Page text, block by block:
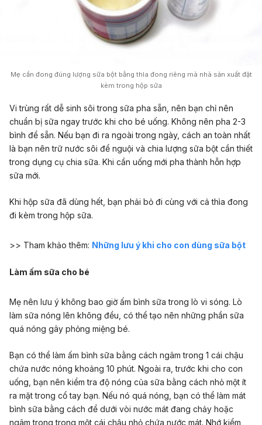
Mẹ cần đong đúng lượng sữa bột bằng thìa đong riêng mà nhà sản xuất đặt
kèm trong hộp sữa
Vi trùng rất dễ sinh sôi trong sữa pha sẵn, nên bạn chỉ nên
chuẩn bị sữa ngay trước khi cho bé uống. Không nên pha 2-3
bình để sẵn. Nếu bạn đi ra ngoài trong ngày, cách an toàn nhất
là bạn nên trữ nước sôi để nguội và chia lượng sữa bột cần thiết
trong dụng cụ chia sữa. Khi cần uống mới pha thành hỗn hợp
sữa mới.
Khi hộp sữa đã dùng hết, bạn phải bỏ đi cùng với cả thìa đong
đi kèm trong hộp sữa.
>> Tham khảo thêm: Những lưu ý khi cho con dùng sữa bột
Làm ấm sữa cho bé
Mẹ nên lưu ý không bao giờ ấm bình sữa trong lò vi sóng. Lò
làm sữa nóng lên không đều, có thể tạo nên những phần sữa
quá nóng gây phỏng miệng bé.
Bạn có thể làm ấm bình sữa bằng cách ngâm trong 1 cái chậu
chứa nước nóng khoảng 10 phút. Ngoài ra, trước khi cho con
uống, bạn nên kiểm tra độ nóng của sữa bằng cách nhỏ một ít
ra mặt trong cổ tay bạn. Nếu nó quá nóng, bạn có thể làm mát
bình sữa bằng cách để dưới vòi nước mát đang chảy hoặc
ngâm trong trong một cái chậu nhỏ chứa nước mát. Nhớ kiểm